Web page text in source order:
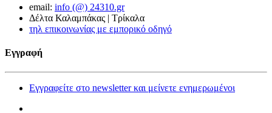
email: info (@) 24310.gr
Δέλτα Καλαμπάκας | Τρίκαλα
τηλ επικοινωνίας με εμπορικό οδηγό
Εγγραφή
Εγγραφείτε στο newsletter και μείνετε ενημερωμένοι